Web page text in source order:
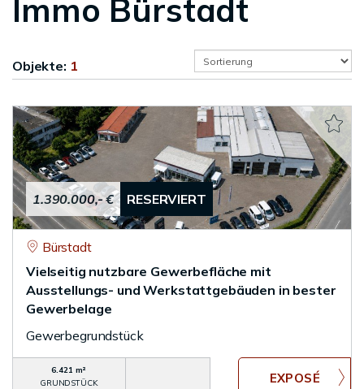
Immo Bürstadt
Objekte: 1
1.390.000,- € RESERVIERT
Bürstadt
Vielseitig nutzbare Gewerbefläche mit
Ausstellungs- und Werkstattgebäuden in bester
Gewerbelage
Gewerbegrundstück
6.421 m²
GRUNDSTÜCK